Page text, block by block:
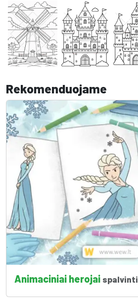
Rekomenduojame
Animaciniai herojai spalvinti